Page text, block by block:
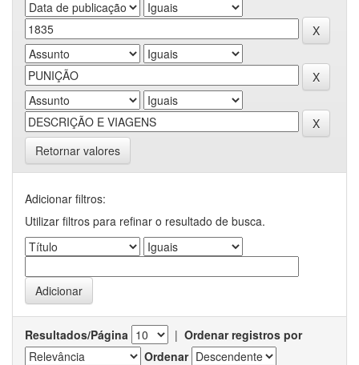
Retornar valores
Adicionar filtros:
Utilizar filtros para refinar o resultado de busca.
Resultados/Página | Ordenar registros por
Ordenar